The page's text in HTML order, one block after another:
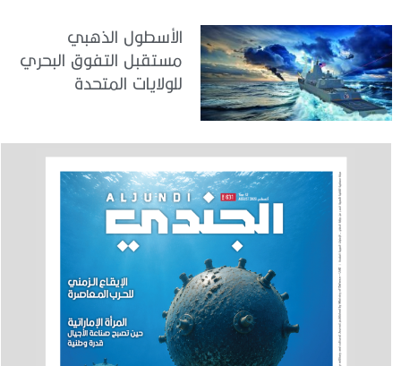
الأسطول الذهبي
مستقبل التفوق البحري
للولايات المتحدة